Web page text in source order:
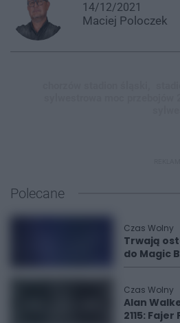
14/12/2021
Maciej Poloczek
Polecane
Czas Wolny
Trwają
do Magic
Czas Wolny
Alan
2115: